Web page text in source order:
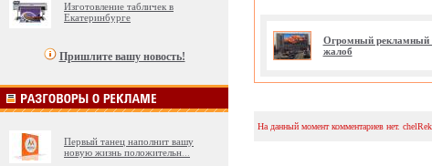
Изготовление табличек в
Екатеринбурге
Пришлите вашу новость!
Первый танец наполнит вашу
новую жизнь положительн
Огромный рекламный
жалоб
На данный момент комментариев нет.